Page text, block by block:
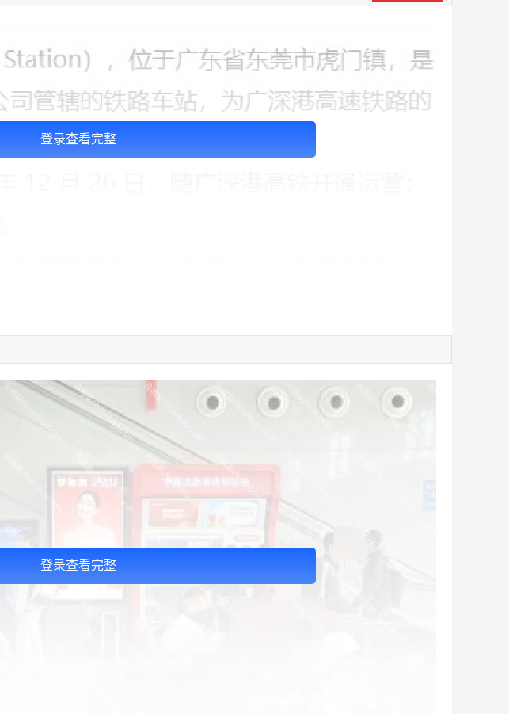
登录查看完整
登录查看完整